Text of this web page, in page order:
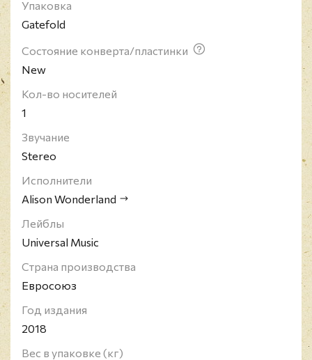
Упаковка
Gatefold
Состояние конверта/пластинки
New
Кол-во носителей
1
Звучание
Stereo
Исполнители
Alison Wonderland
Лейблы
Universal Music
Страна производства
Евросоюз
Год издания
2018
Вес в упаковке (кг)